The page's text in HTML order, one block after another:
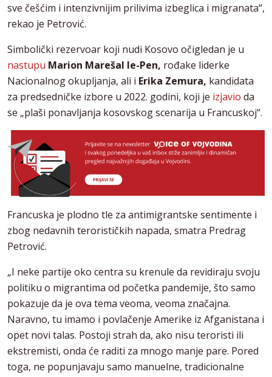
sve češćim i intenzivnijim prilivima izbeglica i migranata“,
rekao je Petrović.
Simbolički rezervoar koji nudi Kosovo očigledan je u
nastupu Marion Marešal le-Pen, rođake liderke
Nacionalnog okupljanja, ali i Erika Zemura, kandidata
za predsedničke izbore u 2022. godini, koji je izjavio da
se „plaši ponavljanja kosovskog scenarija u Francuskoj“.
Francuska je plodno tle za antimigrantske sentimente i
zbog nedavnih terorističkih napada, smatra Predrag
Petrović.
„I neke partije oko centra su krenule da revidiraju svoju
politiku o migrantima od početka pandemije, što samo
pokazuje da je ova tema veoma, veoma značajna.
Naravno, tu imamo i povlačenje Amerike iz Afganistana i
opet novi talas. Postoji strah da, ako nisu teroristi ili
ekstremisti, onda će raditi za mnogo manje pare. Pored
toga, ne popunjavaju samo manuelne, tradicionalne